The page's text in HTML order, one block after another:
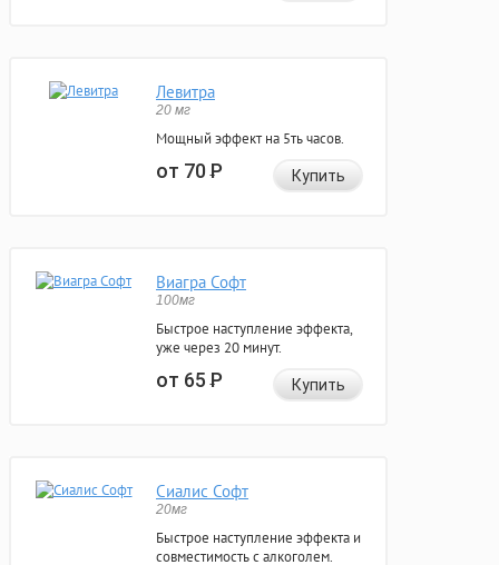
Левитра
20 мг
Мощный эффект на 5ть часов.
от 70Р Купить
Виагра Софт
100мг
Быстрое наступление эффекта,
уже через 20 минут.
от 65Р Купить
Сиалис Софт
20мг
Быстрое наступление эффекта и
совместимость с алкоголем.